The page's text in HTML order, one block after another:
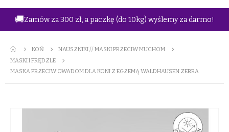
🚚Zamów za 300 zł, a paczkę (do 10kg) wyślemy za darmo!
KOŃ
NAUSZNIKI // MASKI PRZECIW MUCHOM
MASKI I FRĘDZLE
MASKA PRZECIW OWADOM DLA KONI Z EGZEMĄ WALDHAUSEN ZEBRA